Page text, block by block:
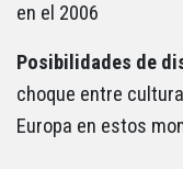
en el 2006
Posibilidades de
choque entre
Europa en estos